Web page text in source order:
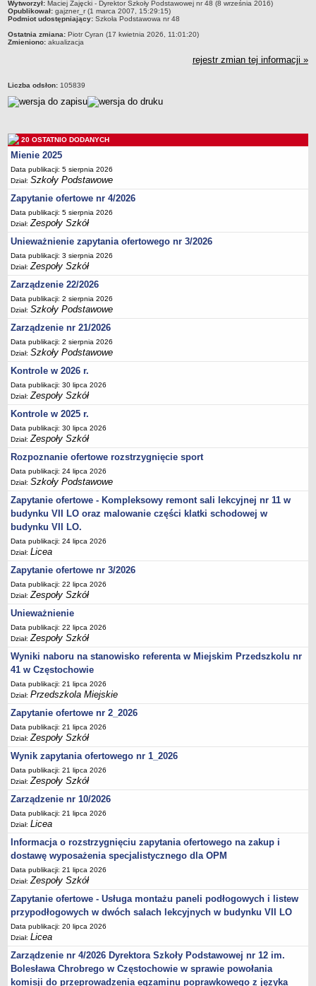
Rejestry, ewidencje, archiwa
Sprawozdania
Deklaracja dostępności
BIURO FINANSÓW OŚWIATY
Dane podstawowe
Majątek
Godziny dyżurów
Ogłoszenia
Zarządzenia
Rejestry, ewidencje, archiwa
Kontrole
PONOWNE WYKORZYSTYWANIE
Sprawozdania
Deklaracja dostępności
DEKLARACJA DOSTĘPNOŚCI
OŚWIADCZENIA MAJĄTKOWE
PONOWNE WYKORZYSTYWANIE
UDOSTĘPNIANIE INFORMACJI PUBLICZNEJ
OCHRONA DANYCH OSOBOWYCH
metryczka
Wytworzył: Maciej Zajęcki - Dyrektor Szkoły Podstawowej nr 48 (8 września 2016)
Opublikował: gajzner_r (1 marca 2007, 15:29:15)
Podmiot udostępniający: Szkoła Podstawowa nr 48
Ostatnia zmiana: Piotr Cyran (17 kwietnia 2026, 11:01:20)
Zmieniono: akualizacja
rejestr zmian tej informacji »
Liczba odsłon: 105839
20 OSTATNIO DODANYCH
Mienie 2025
Data publikacji: 5 sierpnia 2026
Dział:Szkoły Podstawowe
Zapytanie ofertowe nr 4/2026
Data publikacji: 5 sierpnia 2026
Dział:Zespoły Szkół
Unieważnienie zapytania ofertowego nr 3/2026
Data publikacji: 3 sierpnia 2026
Dział:Zespoły Szkół
Zarządzenie 22/2026
Data publikacji: 2 sierpnia 2026
Dział:Szkoły Podstawowe
Zarządzenie nr 21/2026
Data publikacji: 2 sierpnia 2026
Dział:Szkoły Podstawowe
Kontrole w 2026 r.
Data publikacji: 30 lipca 2026
Dział:Zespoły Szkół
Kontrole w 2025 r.
Data publikacji: 30 lipca 2026
Dział:Zespoły Szkół
Rozpoznanie ofertowe rozstrzygnięcie sport
Data publikacji: 24 lipca 2026
Dział:Szkoły Podstawowe
Zapytanie ofertowe - Kompleksowy remont sali lekcyjnej nr 11 w
budynku VII LO oraz malowanie części klatki schodowej w
budynku VII LO.
Data publikacji: 24 lipca 2026
Dział:Licea
Zapytanie ofertowe nr 3/2026
Data publikacji: 22 lipca 2026
Dział:Zespoły Szkół
Unieważnienie
Data publikacji: 22 lipca 2026
Dział:Zespoły Szkół
Wyniki naboru na stanowisko referenta w Miejskim Przedszkolu nr
41 w Częstochowie
Data publikacji: 21 lipca 2026
Dział:Przedszkola Miejskie
Zapytanie ofertowe nr 2_2026
Data publikacji: 21 lipca 2026
Dział:Zespoły Szkół
Wynik zapytania ofertowego nr 1_2026
Data publikacji: 21 lipca 2026
Dział:Zespoły Szkół
Zarządzenie nr 10/2026
Data publikacji: 21 lipca 2026
Dział:Licea
Informacja o rozstrzygnięciu zapytania ofertowego na zakup i
dostawę wyposażenia specjalistycznego dla OPM
Data publikacji: 21 lipca 2026
Dział:Zespoły Szkół
Zapytanie ofertowe - Usługa montażu paneli podłogowych i listew
przypodłogowych w dwóch salach lekcyjnych w budynku VII LO
Data publikacji: 20 lipca 2026
Dział:Licea
Zarządzenie nr 4/2026 Dyrektora Szkoły Podstawowej nr 12 im.
Bolesława Chrobrego w Częstochowie w sprawie powołania
komisji do przeprowadzenia egzaminu poprawkowego z języka